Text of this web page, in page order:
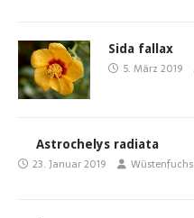
Sida fallax
5. März 2019
Astrochelys radiata
23. Januar 2019 Wüstenfuchs